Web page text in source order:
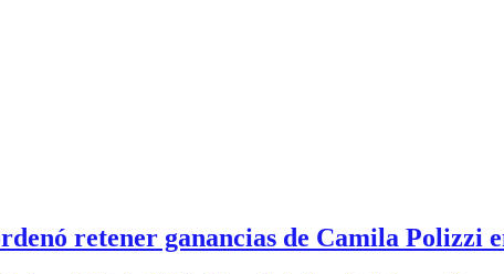
retener ganancias de Camila Polizzi